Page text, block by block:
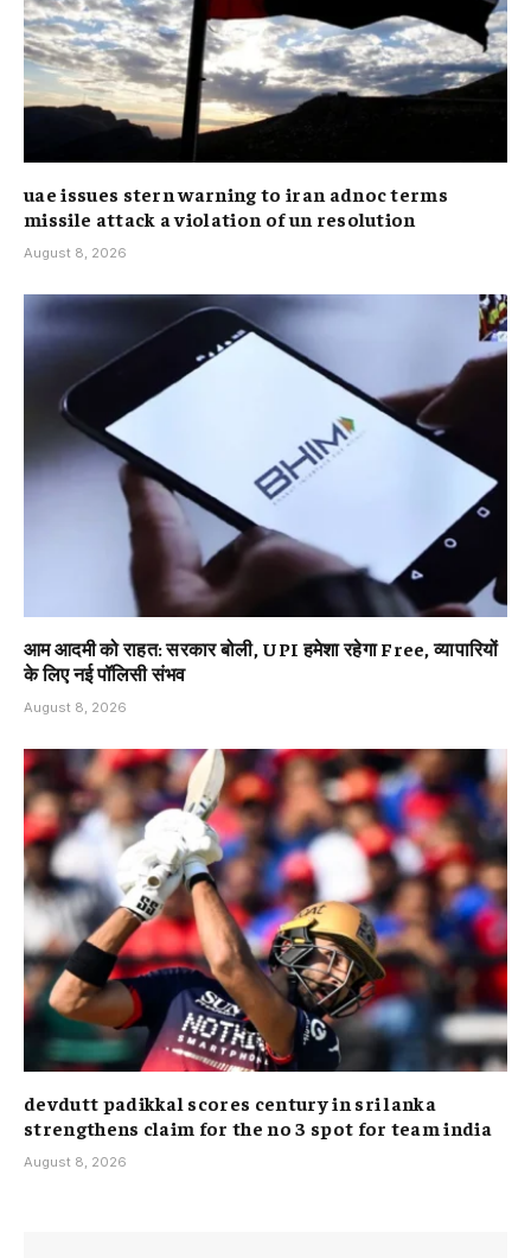
uae issues stern warning to iran adnoc terms
missile attack a violation of un resolution
August 8, 2026
आम आदमी को राहत: सरकार बोली, UPI हमेशा रहेगा Free, व्यापारियों
के लिए नई पॉलिसी संभव
August 8, 2026
devdutt padikkal scores century in sri lanka
strengthens claim for the no 3 spot for team india
August 8, 2026